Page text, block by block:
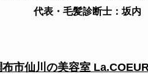
代表・毛髪診断士：坂内
市仙川の美容室